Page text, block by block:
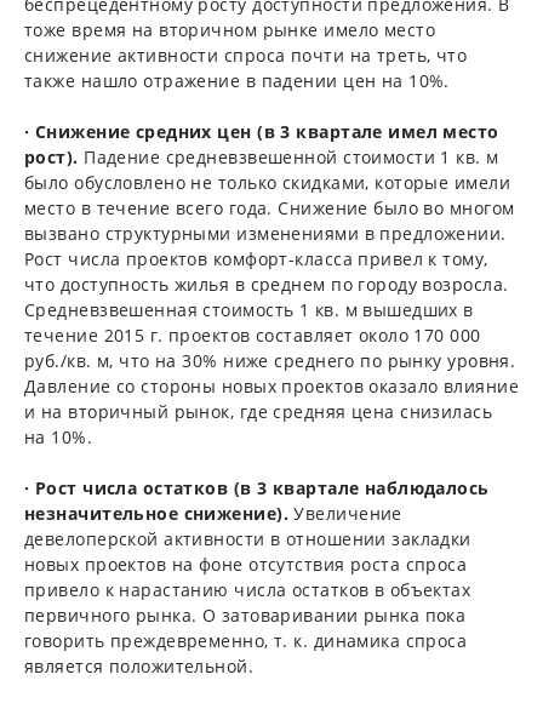
тоже время на вторичном рынке имело место
снижение активности спроса почти на треть, что
также нашло отражение в падении цен на 10%.
· Снижение средних цен (в 3 квартале имел место
рост). Падение средневзвешенной стоимости 1 кв. м
было обусловлено не только скидками, которые имели
место в течение всего года. Снижение было во многом
вызвано структурными изменениями в предложении.
Рост числа проектов комфорт-класса привел к тому,
что доступность жилья в среднем по городу возросла.
Средневзвешенная стоимость 1 кв. м вышедших в
течение 2015 г. проектов составляет около 170 000
руб./кв. м, что на 30% ниже среднего по рынку уровня.
Давление со стороны новых проектов оказало влияние
и на вторичный рынок, где средняя цена снизилась
на 10%.
· Рост числа остатков (в 3 квартале наблюдалось
незначительное снижение).Увеличение
девелоперской активности в отношении закладки
новых проектов на фоне отсутствия роста спроса
привело к нарастанию числа остатков в объектах
первичного рынка. О затоваривании рынка пока
говорить преждевременно, т. к. динамика спроса
является положительной.